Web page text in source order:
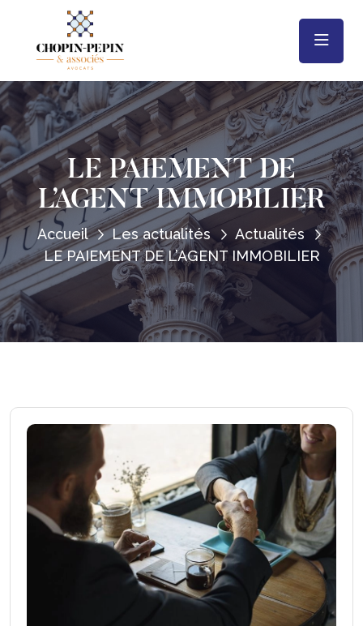
LE PAIEMENT DE
L’AGENT IMMOBILIER
Accueil Les actualités
Actualités
LE PAIEMENT DE L’AGENT IMMOBILIER